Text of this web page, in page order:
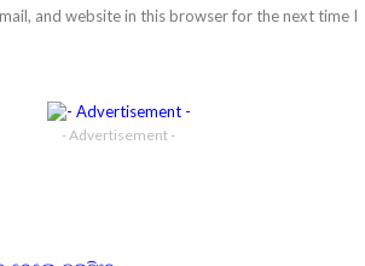
and website in this browser for the next time I
- Advertisement -